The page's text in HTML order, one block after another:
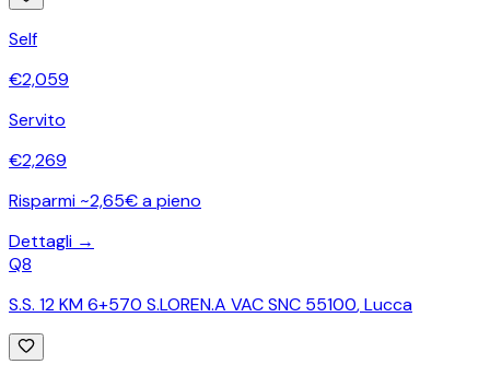
Self
€2,059
Servito
€2,269
Risparmi ~2,65€ a pieno
Dettagli →
Q8
S.S. 12 KM 6+570 S.LOREN.A VAC SNC 55100,Lucca